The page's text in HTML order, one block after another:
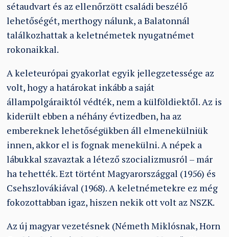
sétaudvart és az ellenőrzött családi beszélő
lehetőségét, merthogy nálunk, a Balatonnál
találkozhattak a keletnémetek nyugatnémet
rokonaikkal.
A keleteurópai gyakorlat egyik jellegzetessége az
volt, hogy a határokat inkább a saját
állampolgáraiktól védték, nem a külföldiektől. Az is
kiderült ebben a néhány évtizedben, ha az
embereknek lehetőségükben áll elmenekülniük
innen, akkor el is fognak menekülni. A népek a
lábukkal szavaztak a létező szocializmusról – már
ha tehették. Ezt történt Magyarországgal (1956) és
Csehszlovákiával (1968). A keletnémetekre ez még
fokozottabban igaz, hiszen nekik ott volt az NSZK.
Az új magyar vezetésnek (Németh Miklósnak, Horn